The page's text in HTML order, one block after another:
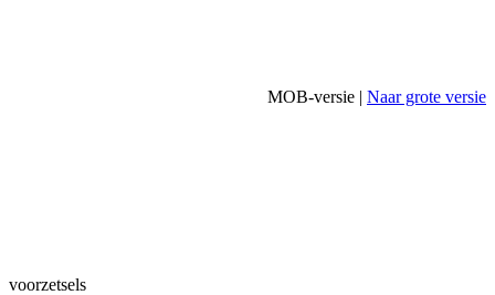
MOB-versie | Naar grote versie
voorzetsels